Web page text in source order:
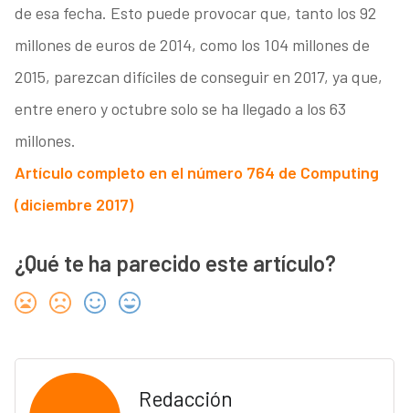
de esa fecha. Esto puede provocar que, tanto los 92
millones de euros de 2014, como los 104 millones de
2015, parezcan difíciles de conseguir en 2017, ya que,
entre enero y octubre solo se ha llegado a los 63
millones.
Artículo completo en el número 764 de Computing
(diciembre 2017)
¿Qué te ha parecido este artículo?
Redacción